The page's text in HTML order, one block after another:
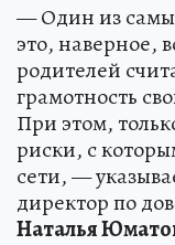
— Один из
это, наверное,
родителей
грамотность
При этом,
риски, с
сети, —
директор по
Наталья